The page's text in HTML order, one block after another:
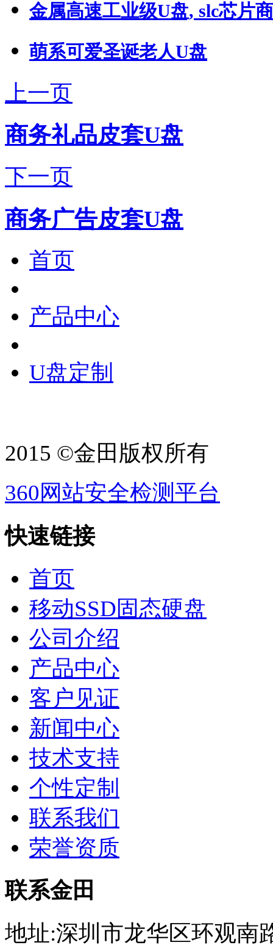
金属高速工业级U盘, slc芯片
萌系可爱圣诞老人U盘
上一页
商务礼品皮套U盘
下一页
商务广告皮套U盘
首页
产品中心
U盘定制
2015 ©金田版权所有
360网站安全检测平台
快速链接
首页
移动SSD固态硬盘
公司介绍
产品中心
客户见证
新闻中心
技术支持
个性定制
联系我们
荣誉资质
联系金田
地址:深圳市龙华区环观南